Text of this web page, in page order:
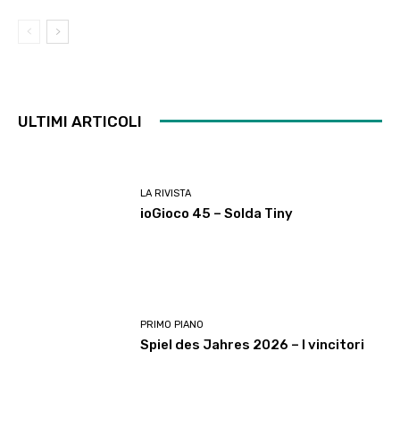
ULTIMI ARTICOLI
LA RIVISTA
ioGioco 45 – Solda Tiny
PRIMO PIANO
Spiel des Jahres 2026 – I vincitori